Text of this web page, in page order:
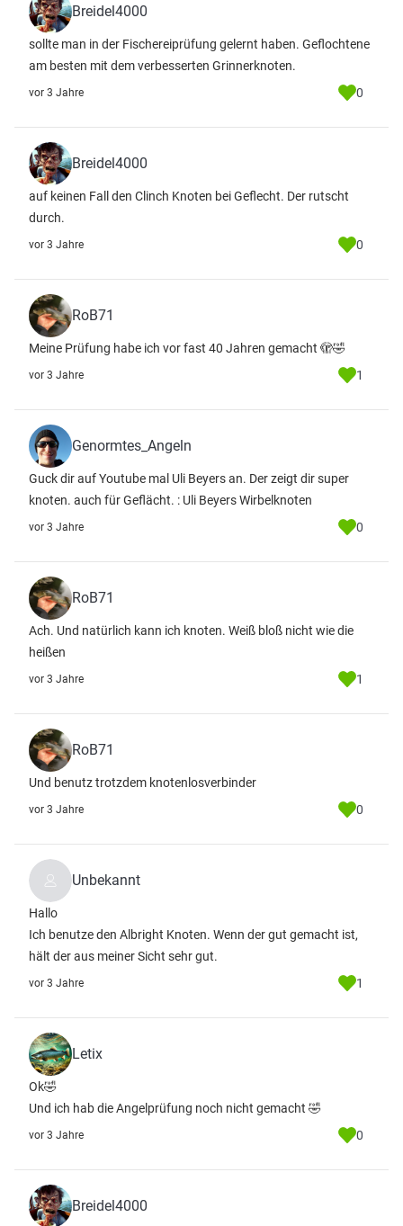
Breidel4000
sollte man in der Fischereiprüfung gelernt haben. Geflochtene
am besten mit dem verbesserten Grinnerknoten.
vor 3 Jahre 0
Breidel4000
auf keinen Fall den Clinch Knoten bei Geflecht. Der rutscht
durch.
vor 3 Jahre 0
RoB71
Meine Prüfung habe ich vor fast 40 Jahren gemacht 🫣🤣
vor 3 Jahre 1
Genormtes_Angeln
Guck dir auf Youtube mal Uli Beyers an. Der zeigt dir super
knoten. auch für Geflächt. : Uli Beyers Wirbelknoten
vor 3 Jahre 0
RoB71
Ach. Und natürlich kann ich knoten. Weiß bloß nicht wie die
heißen
vor 3 Jahre 1
RoB71
Und benutz trotzdem knotenlosverbinder
vor 3 Jahre 0
Unbekannt
Hallo
Ich benutze den Albright Knoten. Wenn der gut gemacht ist,
hält der aus meiner Sicht sehr gut.
vor 3 Jahre 1
Letix
Ok🤣
Und ich hab die Angelprüfung noch nicht gemacht 🤣
vor 3 Jahre 0
Breidel4000